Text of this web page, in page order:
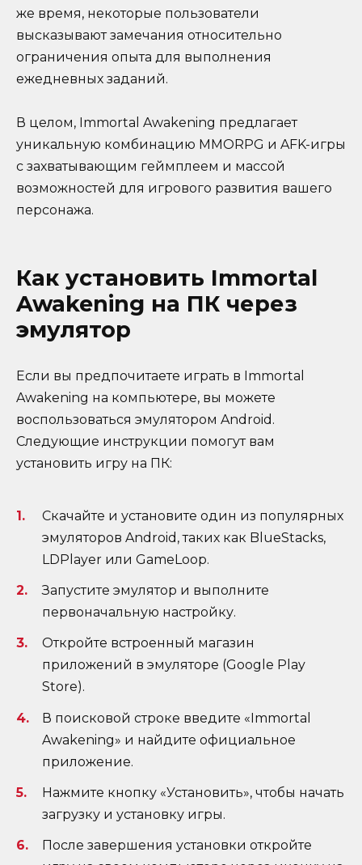
же время, некоторые пользователи
высказывают замечания относительно
ограничения опыта для выполнения
ежедневных заданий.
В целом, Immortal Awakening предлагает
уникальную комбинацию MMORPG и AFK-игры
с захватывающим геймплеем и массой
возможностей для игрового развития вашего
персонажа.
Как установить Immortal
Awakening на ПК через
эмулятор
Если вы предпочитаете играть в Immortal
Awakening на компьютере, вы можете
воспользоваться эмулятором Android.
Следующие инструкции помогут вам
установить игру на ПК:
Скачайте и установите один из популярных
эмуляторов Android, таких как BlueStacks,
LDPlayer или GameLoop.
Запустите эмулятор и выполните
первоначальную настройку.
Откройте встроенный магазин
приложений в эмуляторе (Google Play
Store).
В поисковой строке введите «Immortal
Awakening» и найдите официальное
приложение.
Нажмите кнопку «Установить», чтобы начать
загрузку и установку игры.
После завершения установки откройте